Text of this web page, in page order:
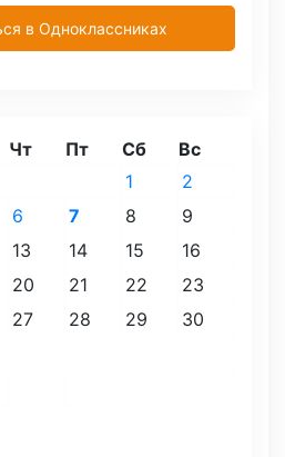
в Одноклассниках
Чт Пт Сб Вс
1
2
6 7 8
9
13 14 15
16
20 21 22
23
27 28 29
30